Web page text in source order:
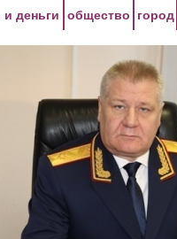
и деньги общество город